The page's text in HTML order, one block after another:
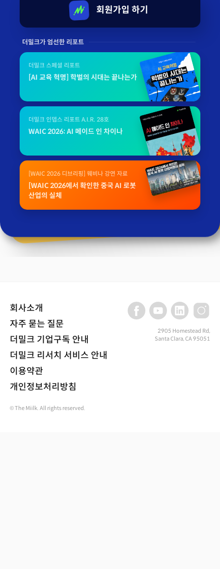
회원가입 하기
더밀크가 엄선한 리포트
더밀크 스페셜 리포트
[AI 교육 혁명] 학벌의 시대는 끝나는가
더밀크 인뎁스 리포트 A.I.R. 28호
WAIC 2026: AI 메이드 인 차이나
[WAIC 2026 디브리핑] 웨비나 강연 자료
[WAIC 2026에서 확인한 중국 AI 로봇
산업의 실체
회사소개
자주 묻는 질문
더밀크 기업구독 안내
더밀크 리서치 서비스 안내
이용약관
개인정보처리방침
2905 Homestead Rd,
Santa Clara, CA 95051
© The Miilk. All rights reserved.